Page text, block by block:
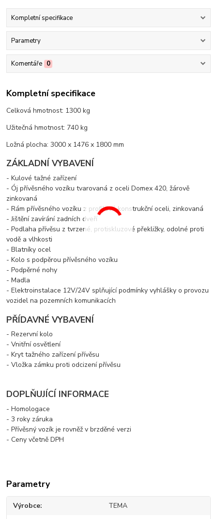
Kompletní specifikace
Parametry
Komentáře 0
Kompletní specifikace
Celková hmotnost: 1300 kg
Užitečná hmotnost: 740 kg
Ložná plocha: 3000 x 1476 x 1800 mm
ZÁKLADNÍ VYBAVENÍ
- Kulové tažné zařízení
- Ójpřívěsného vozíku tvarovaná z oceli Domex 420, žárově
zinkovaná
- Rámpřívěsného vozíku z profilové konstrukční oceli, zinkovaná
- Jištění zavírání zadních dveří
- Podlahapřívěsu z tvrzené, protiskluzové překližky, odolné proti
vodě a vlhkosti
- Blatníky ocel
- Kolo s podpěroupřívěsného vozíku
- Podpěrné nohy
- Madla
- Elektroinstalace 12V/24V splňující podmínky vyhlášky o provozu
vozidel na pozemních komunikacích
PŘÍDAVNÉ VYBAVENÍ
- Rezervní kolo
- Vnitřní osvětlení
- Kryt tažného zařízenípřívěsu
- Vložka zámku proti odcizenípřívěsu
DOPLŇUJÍCÍ INFORMACE
- Homologace
- 3 roky záruka
-Přívěsný vozík je rovněž v brzděné verzi
- Ceny včetně DPH
Parametry
Výrobce TEMA